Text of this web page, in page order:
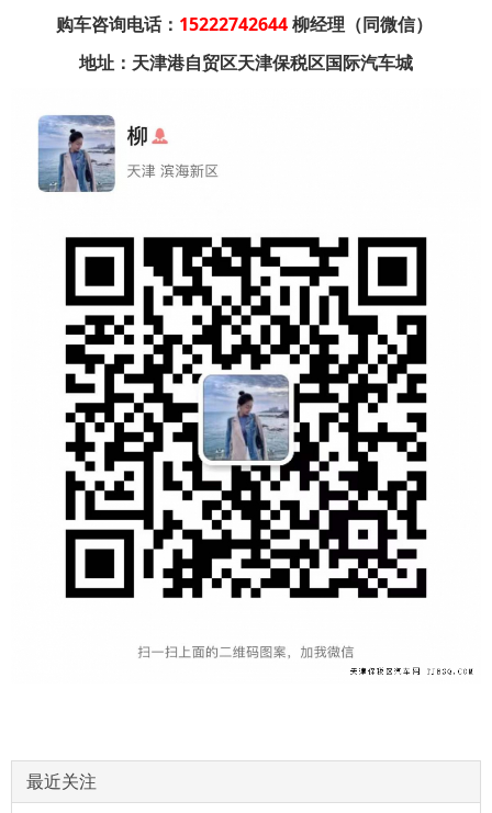
购车咨询电话： 15222742644 柳经理（同微信）
地址：天津港自贸区天津保税区国际汽车城
最近关注